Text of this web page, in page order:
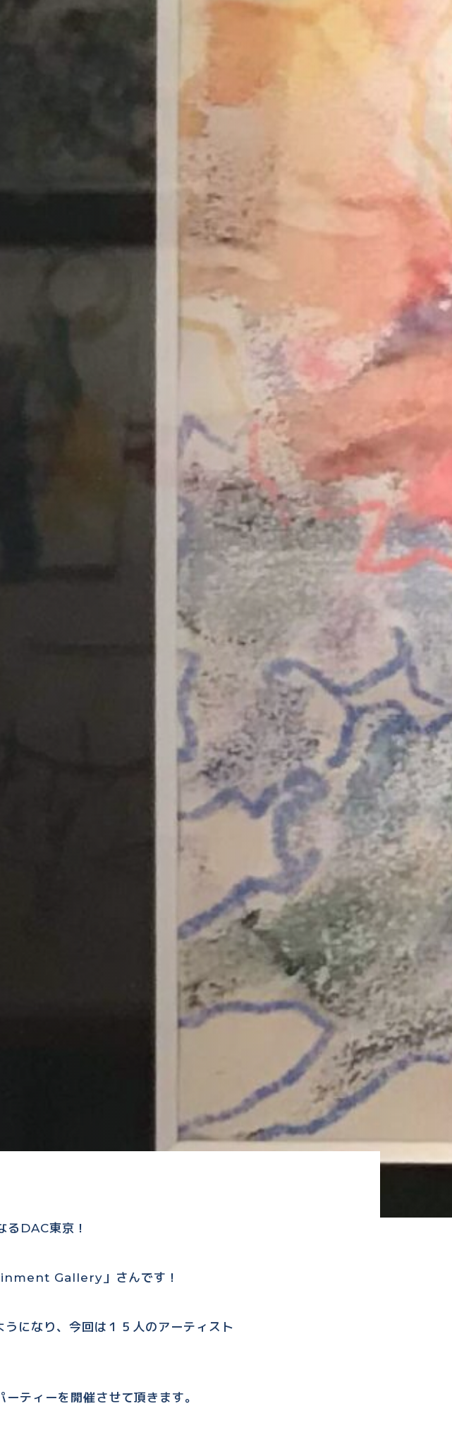
るDAC東京！
Gallery」さんです！
になり、今回は１５人のアーティスト
ティーを開催させて頂きます。